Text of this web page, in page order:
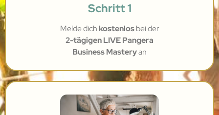
Schritt 1
Melde dich kostenlosbeider
2-tägigen LIVE Pangera
Business Masteryan